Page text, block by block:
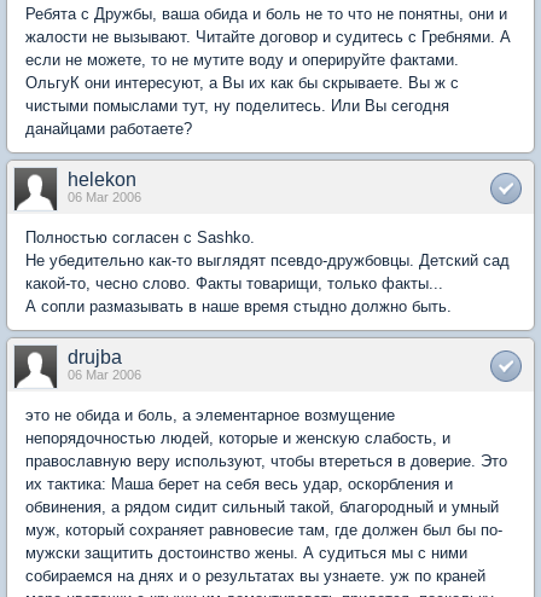
Ребята с Дружбы, ваша обида и боль не то что не понятны, они и
жалости не вызывают. Читайте договор и судитесь с Гребнями. А
если не можете, то не мутите воду и оперируйте фактами.
ОльгуК они интересуют, а Вы их как бы скрываете. Вы ж с
чистыми помыслами тут, ну поделитесь. Или Вы сегодня
данайцами работаете?
helekon
06 Mar 2006
Полностью согласен с Sashko.
Не убедительно как-то выглядят псевдо-дружбовцы. Детский сад
какой-то, чесно слово. Факты товарищи, только факты...
А сопли размазывать в наше время стыдно должно быть.
drujba
06 Mar 2006
это не обида и боль, а элементарное возмущение
непорядочностью людей, которые и женскую слабость, и
православную веру используют, чтобы втереться в доверие. Это
их тактика: Маша берет на себя весь удар, оскорбления и
обвинения, а рядом сидит сильный такой, благородный и умный
муж, который сохраняет равновесие там, где должен был бы по-
мужски защитить достоинство жены. А судиться мы с ними
собираемся на днях и о результатах вы узнаете. уж по краней